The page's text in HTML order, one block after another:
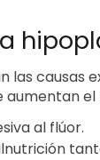
las causas
aumentan
al flúor.